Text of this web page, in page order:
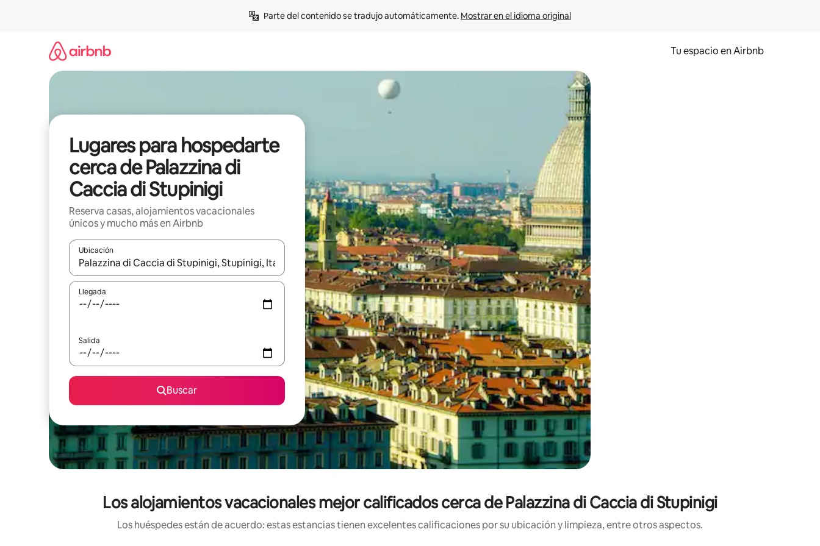
Parte del contenido se tradujo automáticamente. Mostrar en el idioma original
Tu espacio en Airbnb
Lugares para hospedarte
cerca de Palazzina di
Caccia di Stupinigi
Reserva casas, alojamientos vacacionales
únicos y mucho más en Airbnb
Ubicación
Cuando los resultados estén disponibles, podrás navegar usando las teclas de las flechas hacia arriba y hacia abajo, o bien tocando y deslizando la pantalla.
Llegada
Salida
Buscar
Los alojamientos vacacionales mejor calificados cerca de Palazzina di Caccia di Stupinigi
Los huéspedes están de acuerdo: estas estancias tienen excelentes calificaciones por su ubicación y limpieza, entre otros aspectos.